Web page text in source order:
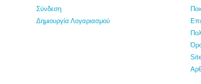
Σύνδεση
Δημιουργία Λογαριασμού